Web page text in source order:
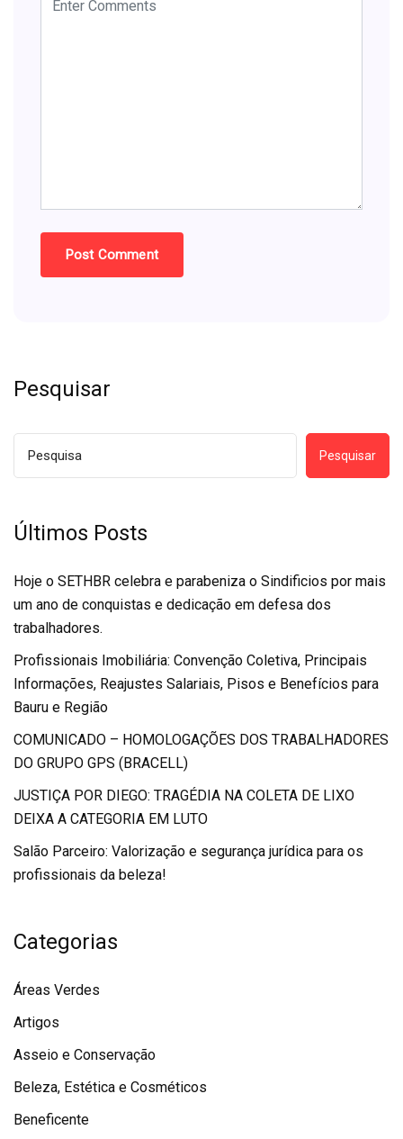
Pesquisar
Pesquisar
Últimos Posts
Hoje o SETHBR celebra e parabeniza o Sindificios por mais
um ano de conquistas e dedicação em defesa dos
trabalhadores.
Profissionais Imobiliária: Convenção Coletiva, Principais
Informações, Reajustes Salariais, Pisos e Benefícios para
Bauru e Região
COMUNICADO – HOMOLOGAÇÕES DOS TRABALHADORES
DO GRUPO GPS (BRACELL)
JUSTIÇA POR DIEGO: TRAGÉDIA NA COLETA DE LIXO
DEIXA A CATEGORIA EM LUTO
Salão Parceiro: Valorização e segurança jurídica para os
profissionais da beleza!
Categorias
Áreas Verdes
Artigos
Asseio e Conservação
Beleza, Estética e Cosméticos
Beneficente